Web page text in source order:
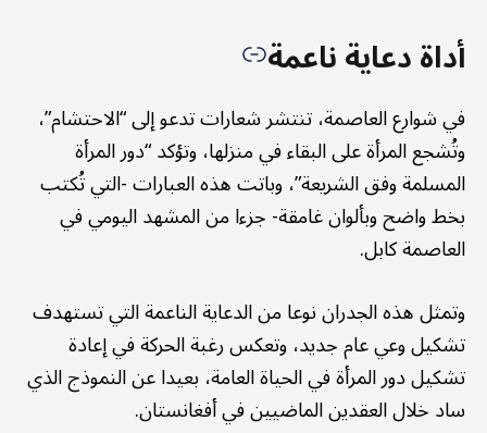
أداة دعاية ناعمة
في شوارع العاصمة، تنتشر شعارات تدعو إلى “الاحتشام”،
وتُشجع المرأة على البقاء في منزلها، وتؤكد “دور المرأة
المسلمة وفق الشريعة”، وباتت هذه العبارات -التي تُكتب
بخط واضح وبألوان غامقة- جزءا من المشهد اليومي في
العاصمة كابل.
وتمثل هذه الجدران نوعا من الدعاية الناعمة التي تستهدف
تشكيل وعي عام جديد، وتعكس رغبة الحركة في إعادة
تشكيل دور المرأة في الحياة العامة، بعيدا عن النموذج الذي
ساد خلال العقدين الماضيين في أفغانستان.